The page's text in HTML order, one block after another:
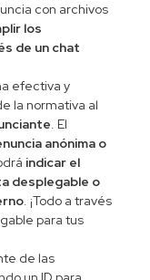
con archivos
los
de un chat
efectiva y
la normativa al
. El
anónima o
indicar el
desplegable o
. ¡Todo a través
para tus
de las